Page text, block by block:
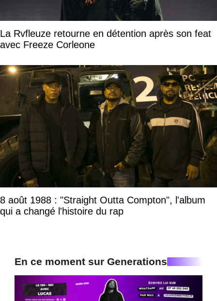
La Rvfleuze retourne en détention après son feat
avec Freeze Corleone
8 août 1988 : "Straight Outta Compton", l'album
qui a changé l'histoire du rap
En ce moment sur Generations